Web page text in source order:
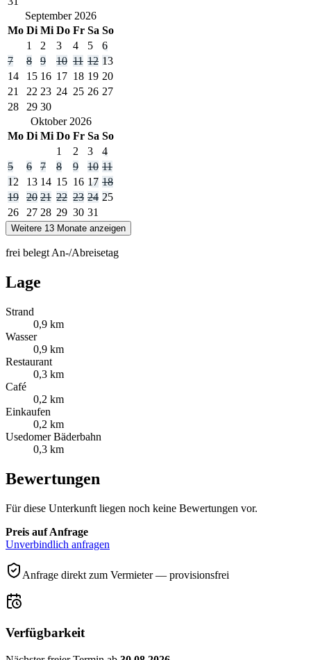
September 2026
Mo Di Mi Do Fr Sa So
1
2 3 4 5
6
7
8 9 10 11 12 13
14
15 16 17 18 19 20
21
22 23 24 25 26 27
28
29 30
Oktober 2026
Mo Di Mi Do Fr Sa So
1
2 3
4
5
6 7 8 9 10 11
12
13 14 15 16 17 18
19
20 21 22 23 24 25
26
27 28 29 30 31
Weitere 13 Monate anzeigen
frei belegtAn-/Abreisetag
Lage
Strand
0,9 km
Wasser
0,9 km
Restaurant
0,3 km
Café
0,2 km
Einkaufen
0,2 km
Usedomer Bäderbahn
0,3 km
Bewertungen
Für diese Unterkunft liegen noch keine Bewertungen vor.
Preis auf Anfrage
Unverbindlich anfragen
Anfrage direkt zum Vermieter — provisionsfrei
Verfügbarkeit